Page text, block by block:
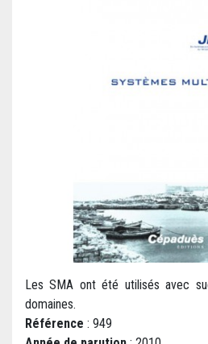
Les SMA ont été utilisés avec
domaines.
Référence : 949